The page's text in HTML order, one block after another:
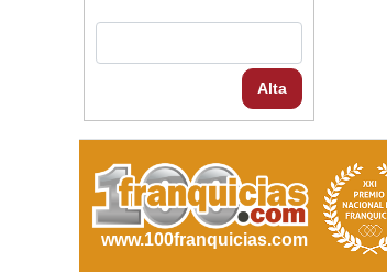
Alta
www.100franquicias.com